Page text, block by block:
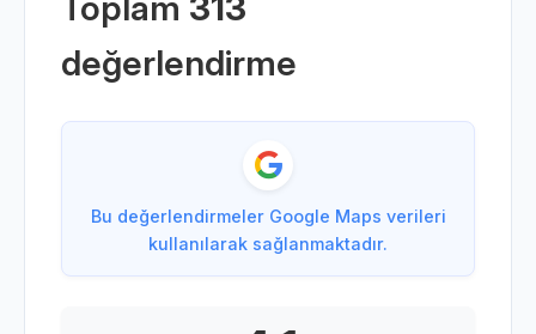
değerlendirme
Bu değerlendirmeler Google Maps verileri
kullanılarak sağlanmaktadır.